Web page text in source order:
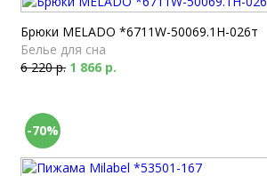
Брюки MELADO *6711W-50069.1H-026т
Белье для сна
6 220 р. 1 866 р.
-70%